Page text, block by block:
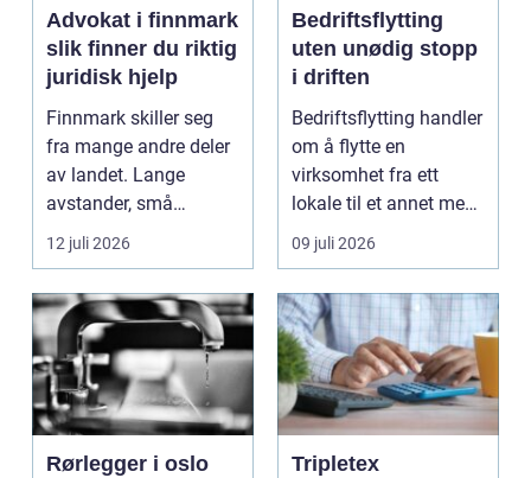
Advokat i finnmark
slik finner du riktig
juridisk hjelp
Finnmark skiller seg
fra mange andre deler
av landet. Lange
avstander, små
lokalsamfunn, sterk
tilkn...
12 juli 2026
Bedriftsflytting
uten unødig stopp
i driften
Bedriftsflytting handler
om å flytte en
virksomhet fra ett
lokale til et annet med
minst mulig...
09 juli 2026
Rørlegger i oslo
Tripletex